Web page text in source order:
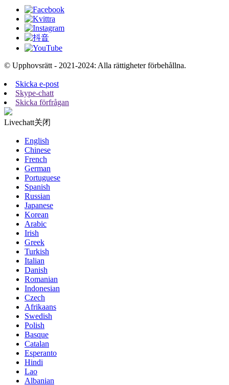
© Upphovsrätt - 2021-2024: Alla rättigheter förbehållna.
Skicka e-post
Skype-chatt
Skicka förfrågan
Livechatt关闭
English
Chinese
French
German
Portuguese
Spanish
Russian
Japanese
Korean
Arabic
Irish
Greek
Turkish
Italian
Danish
Romanian
Indonesian
Czech
Afrikaans
Swedish
Polish
Basque
Catalan
Esperanto
Hindi
Lao
Albanian